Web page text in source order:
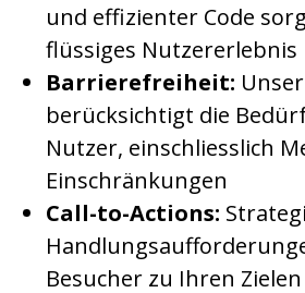
und effizienter Code
flüssiges Nutzererlebnis
Barrierefreiheit:
berücksichtigt die
Nutzer, einschliesslich
Einschränkungen
Call-to-Actions:
Besucher zu Ihren